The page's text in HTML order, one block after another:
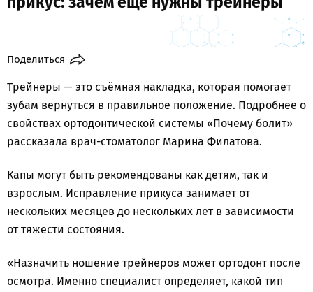
Поделиться
Трейнеры — это съёмная накладка, которая помогает
зубам вернуться в правильное положение. Подробнее о
свойствах ортодонтической системы «Почему болит»
рассказала врач-стоматолог Марина Филатова.
Капы могут быть рекомендованы как детям, так и
взрослым. Исправление прикуса занимает от
нескольких месяцев до нескольких лет в зависимости
от тяжести состояния.
«Назначить ношение трейнеров может ортодонт после
осмотра. Именно специалист определяет, какой тип